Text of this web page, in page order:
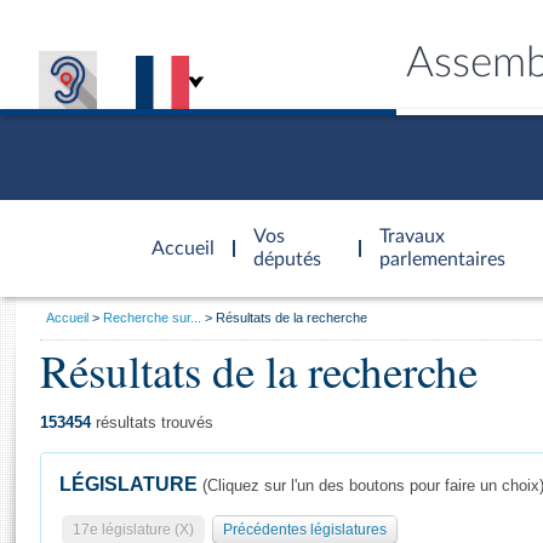
Accueil
d'accueil
Vos
députés
Travaux
parlementaires
Général
Vous
Accueil Recherche sur... Résultats de la recherche
Résultats de la recherche
153454résultats trouvés
LÉGISLATURE (Cliquez sur l'un des boutons pour faire un choix)
17e législature (X) Précédentes législatures